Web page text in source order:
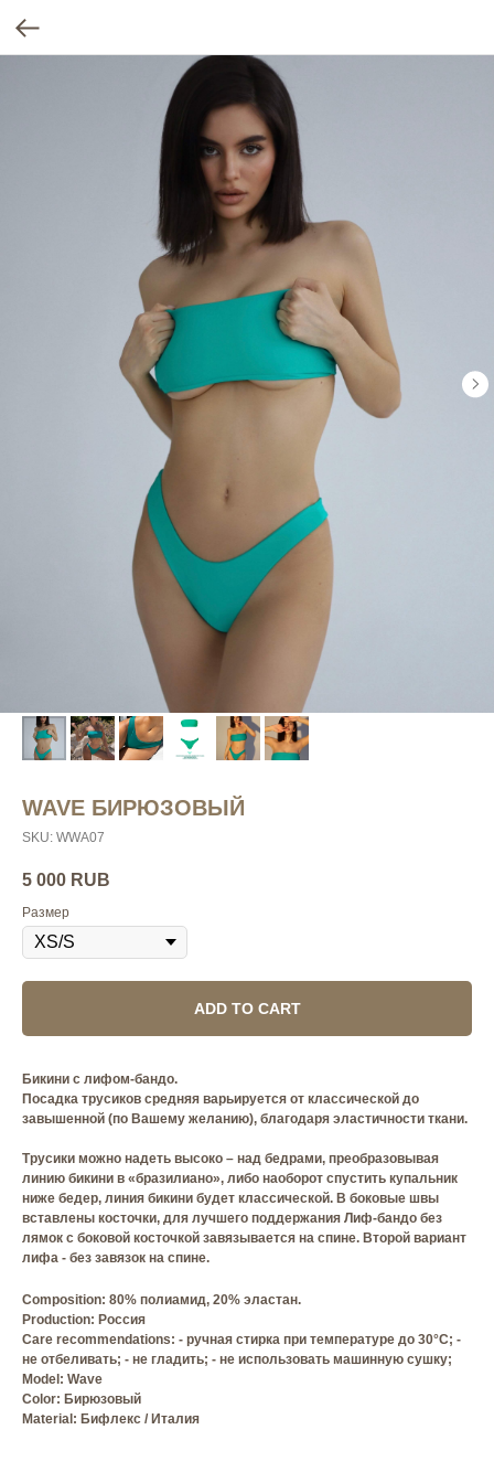
WAVE БИРЮЗОВЫЙ
SKU: WWA07
5 000 RUB
Размер
ADD TO CART
Бикини с лифом-бандо.
Посадка трусиков средняя варьируется от классической до
завышенной (по Вашему желанию), благодаря эластичности ткани.
Трусики можно надеть высоко – над бедрами, преобразовывая
линию бикини в «бразилиано», либо наоборот спустить купальник
ниже бедер, линия бикини будет классической. В боковые швы
вставлены косточки, для лучшего поддержания Лиф-бандо без
лямок с боковой косточкой завязывается на спине. Второй вариант
лифа - без завязок на спине.
Composition: 80% полиамид, 20% эластан.
Production: Россия
Care recommendations: - ручная стирка при температуре до 30°C; -
не отбеливать; - не гладить; - не использовать машинную сушку;
Model: Wave
Сolor: Бирюзовый
Material: Бифлекс / Италия